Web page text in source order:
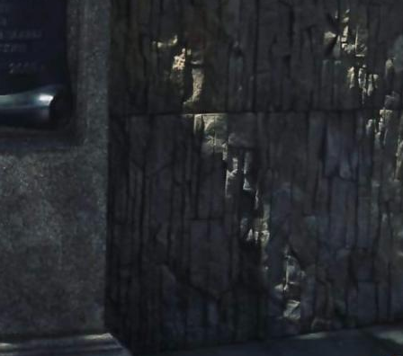
5 августа 2026
НГПУ ждет первокурсников на
собрания по зачислению
4 августа 2026